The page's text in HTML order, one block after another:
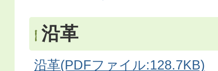
沿革
沿革(PDFファイル:128.7KB)